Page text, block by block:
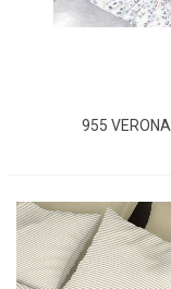
955 VERONA